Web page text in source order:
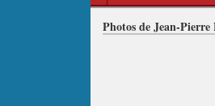
Photos de Jean-Pierre